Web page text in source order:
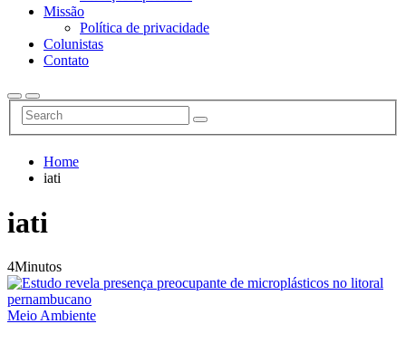
Missão
Política de privacidade
Colunistas
Contato
Home
iati
iati
4Minutos
Meio Ambiente